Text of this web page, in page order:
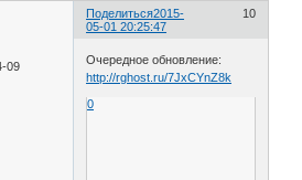
Поделиться 10
2015-
05-01 20:25:47
09
Очередное обновление:
http://rghost.ru/7JxCYnZ8k
0